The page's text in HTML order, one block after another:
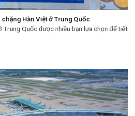
Hàn Việt ở Trung Quốc
Trung Quốc được nhiều bạn lựa chọn để tiết